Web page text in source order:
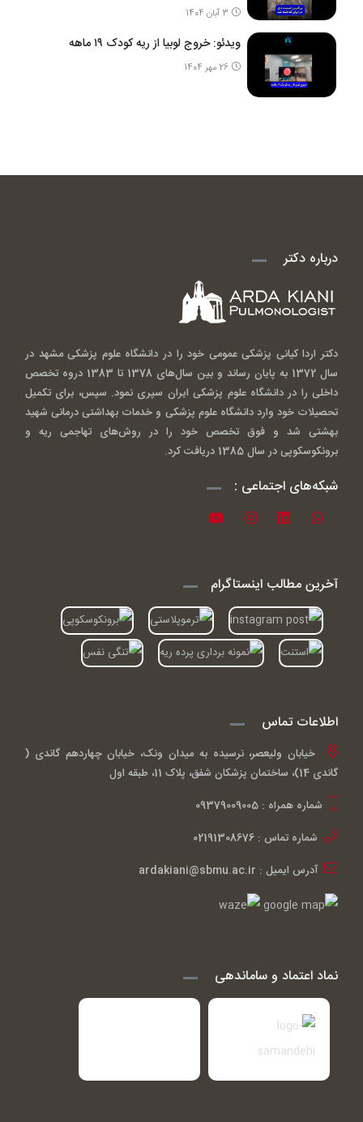
3 آبان 1404
ویدئو: خروج لوبیا از ریه کودک ۱۹ ماهه
26 مهر 1404
درباره دکتر
دکتر اردا کیانی پزشکی عمومی خود را در دانشگاه علوم پزشکی مشهد در
سال 1372 به پایان رساند و بین سال‌های 1378 تا 1383 دروه تخصص
داخلی را در دانشگاه علوم پزشکی ایران سپری نمود. سپس، برای تکمیل
تحصیلات خود وارد دانشگاه علوم پزشکی و خدمات بهداشتی درمانی شهید
بهشتی شد و فوق تخصص خود را در روش‌های تهاجمی ریه و
برونکوسکوپی در سال 1385 دریافت کرد.
شبکه‌های اجتماعی :
آخرین مطالب اینستاگرام
اطلاعات تماس
خیابان ولیعصر، نرسیده به میدان ونک، خیابان چهاردهم گاندی (
گاندی 14)، ساختمان پزشکان شفق، پلاک 11، طبقه اول
شماره همراه : 09379009005
شماره تماس : 02191308676
آدرس ایمیل : ardakiani@sbmu.ac.ir
نماد اعتماد و ساماندهی